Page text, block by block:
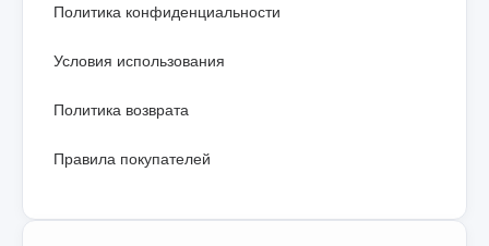
Политика конфиденциальности
Условия использования
Политика возврата
Правила покупателей